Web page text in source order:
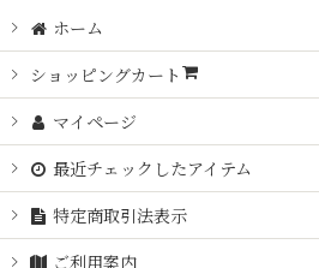
ホーム
ショッピングカート
マイページ
最近チェックしたアイテム
特定商取引法表示
ご利用案内